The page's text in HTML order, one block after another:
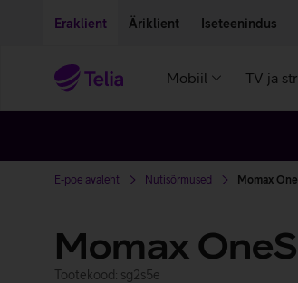
Eraklient Äriklient Iseteenindus
Mobiil TV ja
E-poe avaleht Nutisõrmused Momax
Momax
Tootekood: sg2s5e